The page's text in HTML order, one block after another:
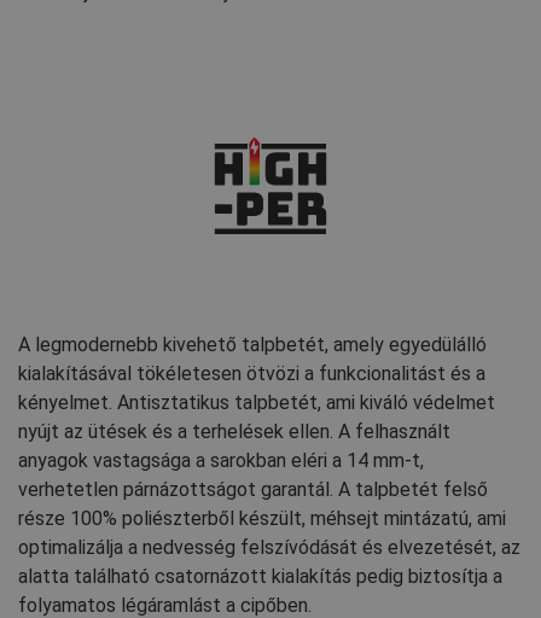
A legmodernebb kivehető talpbetét, amely egyedülálló
kialakításával tökéletesen ötvözi a funkcionalitást és a
kényelmet. Antisztatikus talpbetét, ami kiváló védelmet
nyújt az ütések és a terhelések ellen. A felhasznált
anyagok vastagsága a sarokban eléri a 14 mm-t,
verhetetlen párnázottságot garantál. A talpbetét felső
része 100% poliészterből készült, méhsejt mintázatú, ami
optimalizálja a nedvesség felszívódását és elvezetését, az
alatta található csatornázott kialakítás pedig biztosítja a
folyamatos légáramlást a cipőben.